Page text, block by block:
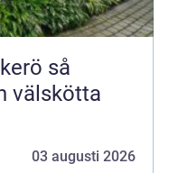
så
välskötta
03 augusti 2026